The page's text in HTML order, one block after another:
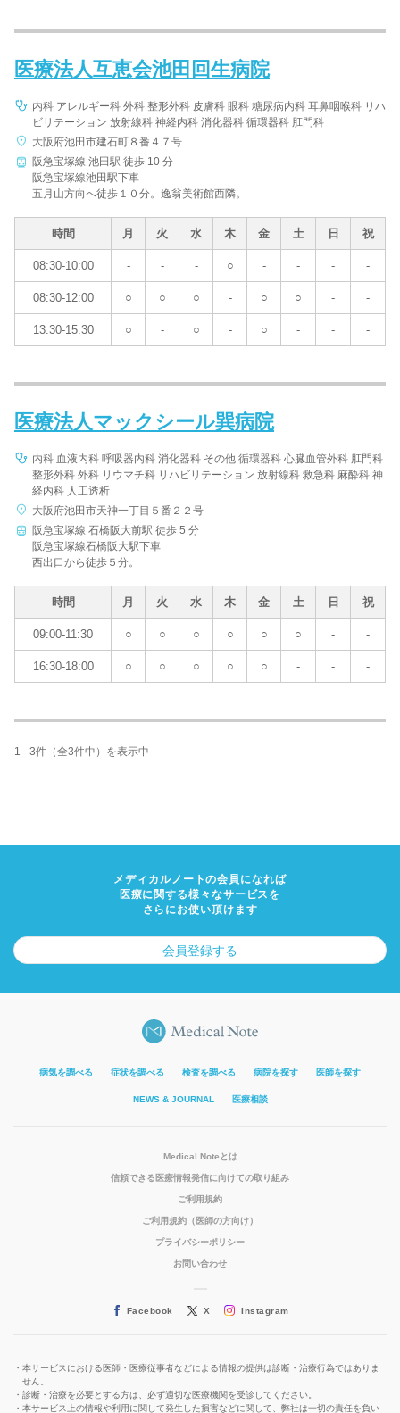
医療法人互恵会池田回生病院
内科 アレルギー科 外科 整形外科 皮膚科 眼科 糖尿病内科 耳鼻咽喉科 リハ
ビリテーション 放射線科 神経内科 消化器科 循環器科 肛門科
大阪府池田市建石町８番４７号
阪急宝塚線 池田駅 徒歩 10 分
阪急宝塚線池田駅下車
五月山方向へ徒歩１０分。逸翁美術館西隣。
時間 月 火 水 木 金 土 日 祝
08:30-10:00 - - - ○ - - - -
08:30-12:00 ○ ○ ○ - ○ ○ - -
13:30-15:30 ○ - ○ - ○ - - -
医療法人マックシール巽病院
内科 血液内科 呼吸器内科 消化器科 その他 循環器科 心臓血管外科 肛門科
整形外科 外科 リウマチ科 リハビリテーション 放射線科 救急科 麻酔科 神
経内科 人工透析
大阪府池田市天神一丁目５番２２号
阪急宝塚線 石橋阪大前駅 徒歩 5 分
阪急宝塚線石橋阪大駅下車
西出口から徒歩５分。
時間 月 火 水 木 金 土 日 祝
09:00-11:30 ○ ○ ○ ○ ○ ○ - -
16:30-18:00 ○ ○ ○ ○ ○ - - -
1 - 3件（全3件中）を表示中
メディカルノートの会員になれば
医療に関する様々なサービスを
さらにお使い頂けます
会員登録する
病気を調べる 症状を調べる 検査を調べる 病院を探す 医師を探す
NEWS & JOURNAL 医療相談
Medical Noteとは
信頼できる医療情報発信に向けての取り組み
ご利用規約
ご利用規約（医師の方向け）
プライバシーポリシー
お問い合わせ
Facebook X Instagram
本サービスにおける医師・医療従事者などによる情報の提供は診断・治療行為ではありま
せん。
診断・治療を必要とする方は、必ず適切な医療機関を受診してください。
本サービス上の情報や利用に関して発生した損害などに関して、弊社は一切の責任を負い